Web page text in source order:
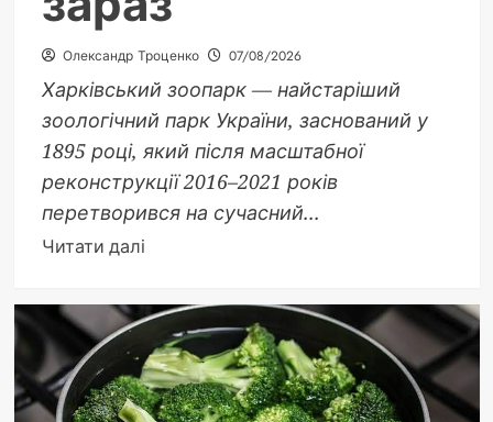
Олександр Троценко 07/08/2026
Харківський зоопарк — найстаріший
зоологічний парк України, заснований у
1895 році, який після масштабної
реконструкції 2016–2021 років
перетворився на сучасний...
Читати даліДокладніше
Харківський
зоопарк:
століття
історії,
сучасні